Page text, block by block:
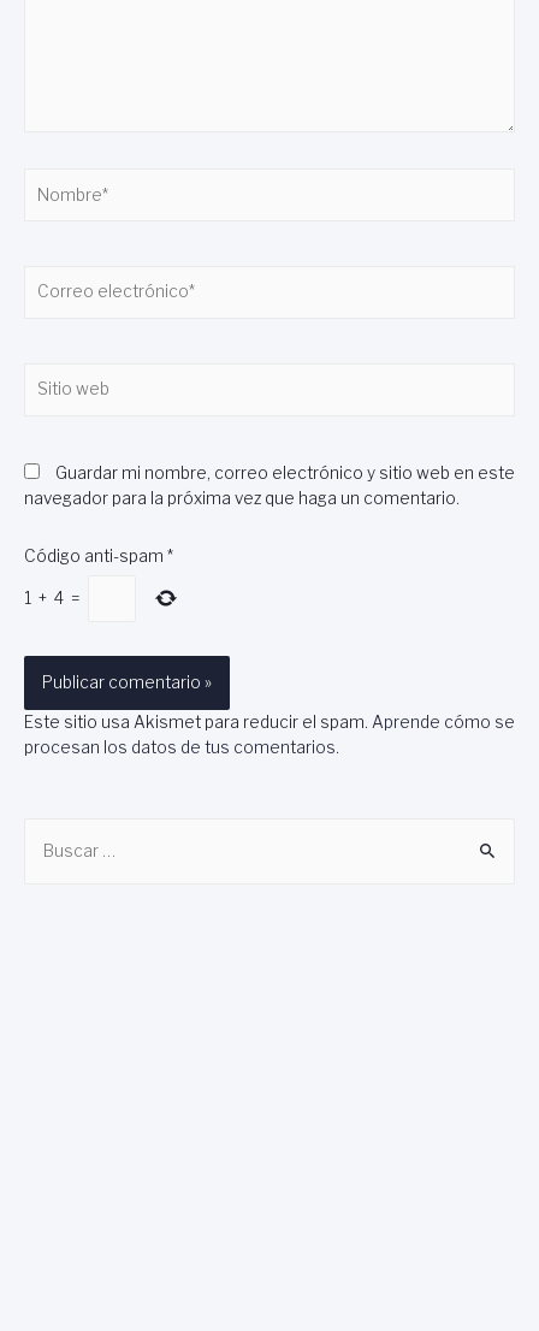
electrónico*
web
Guardar mi nombre, correo electrónico y sitio web en este
navegador para la próxima vez que haga un comentario.
Código anti-spam *
1 + 4 =
Este sitio usa Akismet para reducir el spam. Aprende cómo se
procesan los datos de tus comentarios.